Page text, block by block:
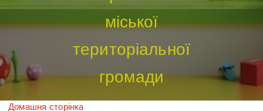
міської
територіальної
громади
Домашня сторінка